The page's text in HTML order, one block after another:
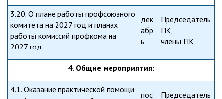
3.20. О плане работы профсоюзного
комитета на 2027 год и планах
работы комиссий профкома на
2027 год.
дек
абр
ь
Председатель
ПК,
члены ПК
4. Общие мероприятия:
4.1. Оказание практической помощи
пос
Председатель